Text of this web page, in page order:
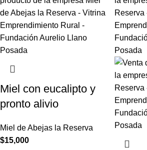
Miel con eucalipto y
pronto alivio
Miel de Abejas la Reserva
$15,000